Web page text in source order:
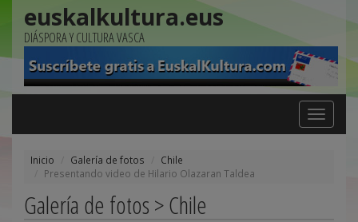
euskalkultura.eus
DIÁSPORA Y CULTURA VASCA
Toggle
navigation
Inicio Galería de fotos
Chile
Presentando video de Hilario Olazaran Taldea
Galería de fotos > Chile